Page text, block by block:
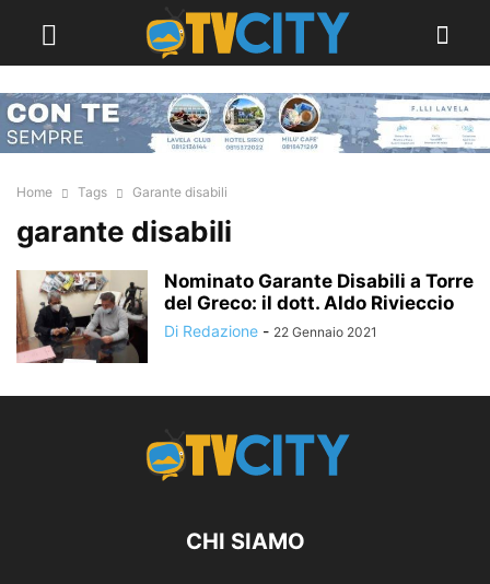
Home Tags Garante disabili
garante disabili
Nominato Garante Disabili a Torre
del Greco: il dott. Aldo Rivieccio
Di Redazione - 22 Gennaio 2021
CHI SIAMO